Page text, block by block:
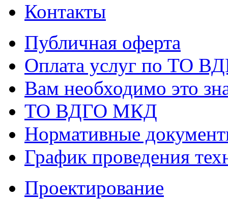
Контакты
Публичная оферта
Оплата услуг по ТО
Вам необходимо это
ТО ВДГО МКД
Нормативные
График проведения
Проектирование